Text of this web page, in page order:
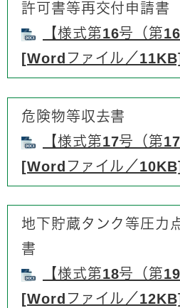
許可書等再交付申請書
【様式第16号（第
[Wordファイル／11KB]
危険物等収去書
【様式第17号（第
[Wordファイル／10KB]
地下貯蔵タンク等圧力
書
【様式第18号（第
[Wordファイル／12KB]